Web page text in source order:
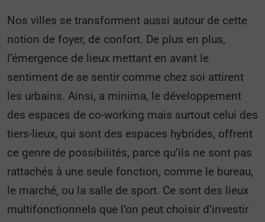
Nos villes se transforment aussi autour de cette
notion de foyer, de confort. De plus en plus,
l’émergence de lieux mettant en avant le
sentiment de se sentir comme chez soi attirent
les urbains. Ainsi, a minima, le développement
des espaces de co-working mais surtout celui des
tiers-lieux, qui sont des espaces hybrides, offrent
ce genre de possibilités, parce qu’ils ne sont pas
rattachés à une seule fonction, comme le bureau,
le marché, ou la salle de sport. Ce sont des lieux
multifonctionnels que l’on peut choisir d’investir